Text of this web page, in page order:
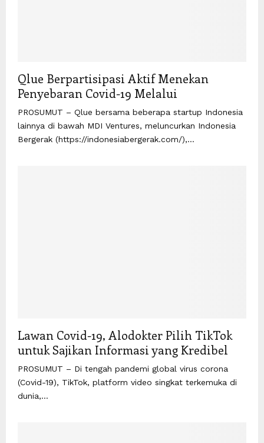
Qlue Berpartisipasi Aktif Menekan
Penyebaran Covid-19 Melalui
PROSUMUT – Qlue bersama beberapa startup Indonesia
lainnya di bawah MDI Ventures, meluncurkan Indonesia
Bergerak (https://indonesiabergerak.com/),...
Lawan Covid-19, Alodokter Pilih TikTok
untuk Sajikan Informasi yang Kredibel
PROSUMUT – Di tengah pandemi global virus corona
(Covid-19), TikTok, platform video singkat terkemuka di
dunia,...